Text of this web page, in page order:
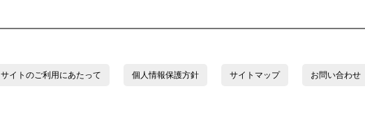
サイトのご利用にあたって 個人情報保護方針 サイトマップ お問い合わせ